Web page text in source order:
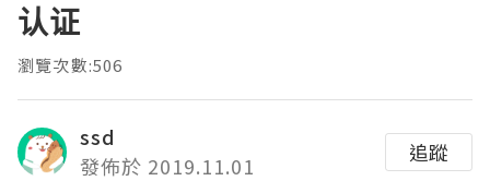
认证
瀏覽次數:506
ssd
發佈於 2019.11.01
追蹤